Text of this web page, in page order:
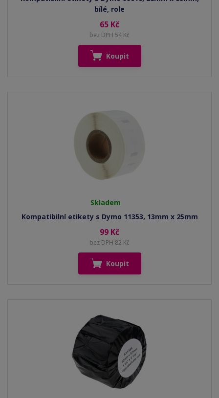
bílé, role
65 Kč
bez DPH 54 Kč
Koupit
Skladem
Kompatibilní etikety s Dymo 11353, 13mm x 25mm
99 Kč
bez DPH 82 Kč
Koupit